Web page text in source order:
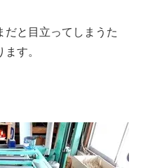
だと目立ってしまうた
す。